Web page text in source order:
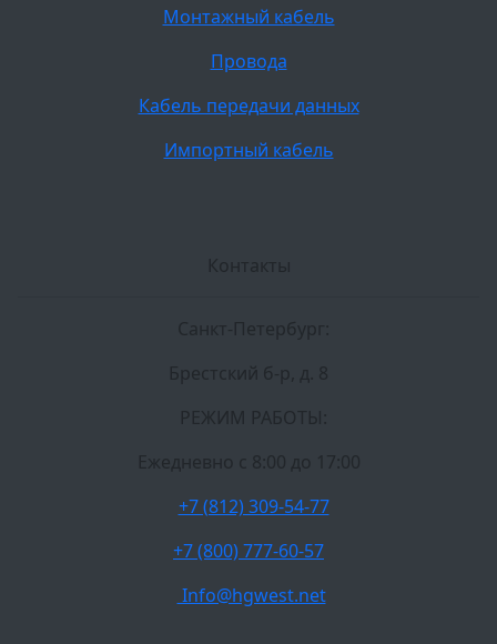
Монтажный кабель
Провода
Кабель передачи данных
Импортный кабель
Контакты
Санкт-Петербург:
Брестский б-р, д. 8
РЕЖИМ РАБОТЫ:
Ежедневно c 8:00 до 17:00
+7 (812) 309-54-77
+7 (800) 777-60-57
Info@hgwest.net